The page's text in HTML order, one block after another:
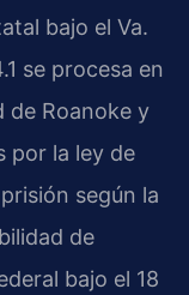
bajo el Va.
se procesa en
de Roanoke y
por la ley de
según la
de
bajo el 18